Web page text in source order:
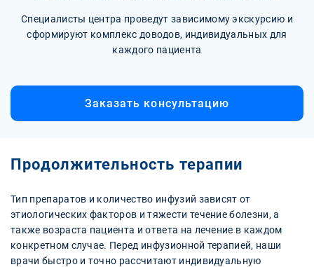
Специалисты центра проведут зависимому экскурсию и
сформируют комплекс доводов, индивидуальных для
каждого пациента
Заказать консультацию
Продолжительность терапии
Тип препаратов и количество инфузий зависят от
этиологических факторов и тяжести течение болезни, а
также возраста пациента и ответа на лечение в каждом
конкретном случае. Перед инфузионной терапией, наши
врачи быстро и точно рассчитают индивидуальную